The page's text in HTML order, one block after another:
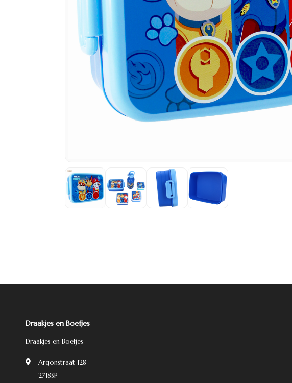
Draakjes en Boefjes
Draakjes en Boefjes
Argonstraat 128
2718SP